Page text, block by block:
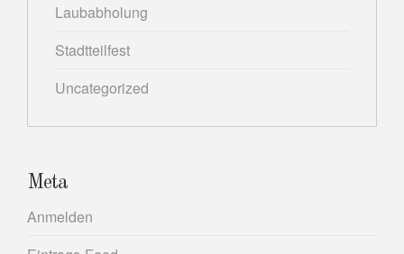
Laubabholung
Stadtteilfest
Uncategorized
Meta
Anmelden